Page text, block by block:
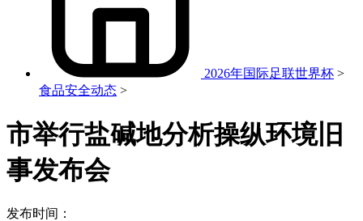
2026年国际足联世界杯 >
食品安全动态 >
市举行盐碱地分析操纵环境旧
事发布会
发布时间：